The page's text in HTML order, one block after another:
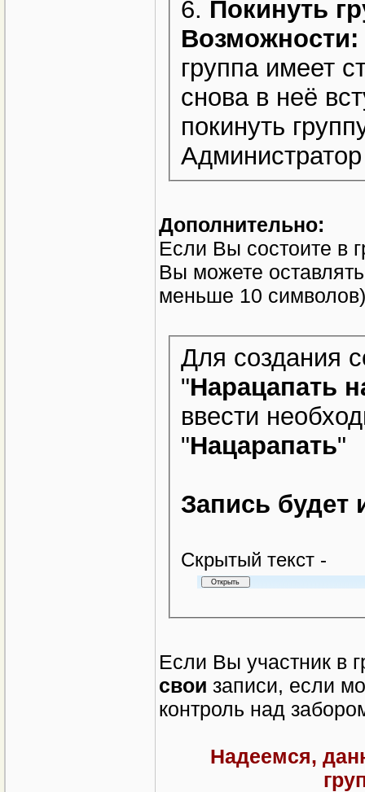
6. Покинуть
Возможности:
группа имеет
снова в неё
покинуть
Дополнительно:
Если Вы состоите в
Вы можете
меньше 10
Для создания
"Нарацапать
ввести
"Нацарапать"
Запись будет
Cкрытый текст -
Если Вы участник в
свои записи, если
контроль над
Надеемся,